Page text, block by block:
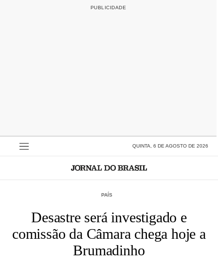
QUINTA, 6 DE AGOSTO DE 2026
PAÍS
Desastre será investigado e
comissão da Câmara chega hoje a
Brumadinho